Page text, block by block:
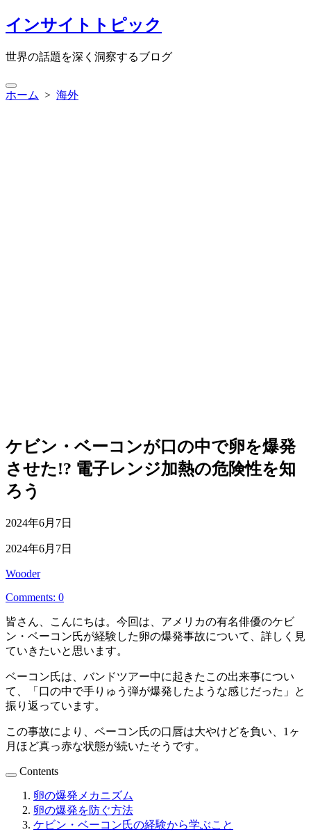
コ
ン
テ
ン
へ
インサイトトピック
世界の話題を深く洞察するブログ
検
索
ホーム > 海外
ケビン・ベーコンが口の中で卵を爆発
させた!? 電子レンジ加熱の危険性を知
ろう
公
日
2024年6月7日
最
更
新
日
2024年6月7日
投
者
Wooder
Comments: 0
皆さん、こんにちは。今回は、アメリカの有名俳優のケビ
ン・ベーコン氏が経験した卵の爆発事故について、詳しく見
ていきたいと思います。
ベーコン氏は、バンドツアー中に起きたこの出来事につい
て、「口の中で手りゅう弾が爆発したような感じだった」と
振り返っています。
この事故により、ベーコン氏の口唇は大やけどを負い、1ヶ
月ほど真っ赤な状態が続いたそうです。
Contents
卵の爆発メカニズム
卵の爆発を防ぐ方法
ケビン・ベーコン氏の経験から学ぶこと